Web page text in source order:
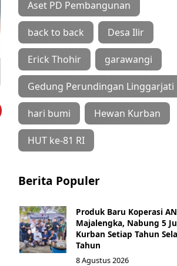
Aset PD Pembangunan
back to back Desa Ilir
Erick Thohir garawangi
Gedung Perundingan Linggarjati
hari bumi Hewan Kurban
HUT ke-81 RI
Berita Populer
Produk Baru Koperasi
Majalengka, Nabung 5
Kurban Setiap Tahun
Tahun
8 Agustus 2026